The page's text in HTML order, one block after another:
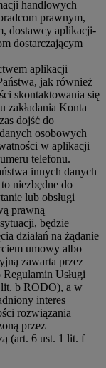
handlowych
prawnym,
dostawcy aplikacji-
dostarczającym
aplikacji
jak również
skontaktowania się
zakładania Konta
dojść do
osobowych
w aplikacji
telefonu.
innych danych
niezbędne do
lub obsługi
prawną
będzie
działań na żądanie
umowy albo
zawarta przez
Usługi
b RODO), a w
interes
rozwiązania
przez
(art. 6 ust. 1 lit. f